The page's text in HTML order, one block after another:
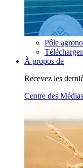
Pôle
À propos de
Recevez les
Centre des Médias